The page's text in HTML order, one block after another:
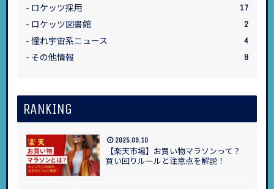
ロケッツ採用 17
ロケッツ図書館 2
憧れ宇宙系ニュース 4
その他情報 9
RANKING
【楽天市場】お買い物マラソンって？
買い回りルールと注意点を解説！
2025.03.10